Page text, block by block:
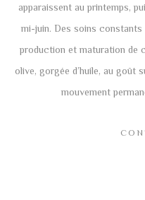
apparaissent au printemps,
mi-juin. Des soins constants
production et maturation de
olive, gorgée d’huile, au goût
mouvement